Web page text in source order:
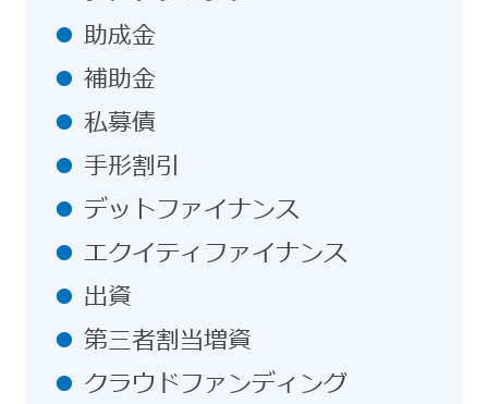
助成金
補助金
私募債
手形割引
デットファイナンス
エクイティファイナンス
出資
第三者割当増資
クラウドファンディング